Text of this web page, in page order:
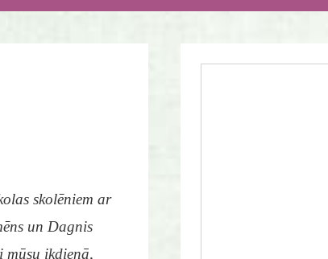
skolēniem ar
un Dagnis
mūsu ikdienā,